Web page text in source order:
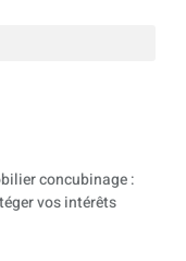
concubinage :
vos intérêts